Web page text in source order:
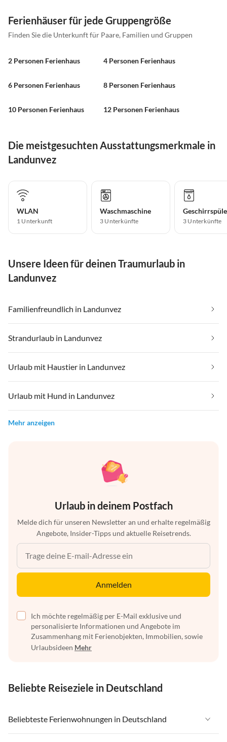
Ferienhäuser für jede Gruppengröße
Finden Sie die Unterkunft für Paare, Familien und Gruppen
2 Personen Ferienhaus 4 Personen Ferienhaus
6 Personen Ferienhaus 8 Personen Ferienhaus
10 Personen Ferienhaus 12 Personen Ferienhaus
Die meistgesuchten Ausstattungsmerkmale in
Landunvez
WLAN
1 Unterkunft
Waschmaschine
3 Unterkünfte 3 Unterkünfte
Unsere Ideen für deinen Traumurlaub in
Landunvez
Familienfreundlich in Landunvez
Strandurlaub in Landunvez
Urlaub mit Haustier in Landunvez
Urlaub mit Hund in Landunvez
Mehr anzeigen
Urlaub in deinem Postfach
Melde dich für unseren Newsletter an und erhalte regelmäßig
Angebote, Insider-Tipps und aktuelle Reisetrends.
Anmelden
Ich möchte regelmäßig per E-Mail exklusive und
personalisierte Informationen und Angebote im
Zusammenhang mit Ferienobjekten, Immobilien, sowie
Urlaubsideen Mehr
Beliebte Reiseziele in Deutschland
Beliebteste Ferienwohnungen in Deutschland